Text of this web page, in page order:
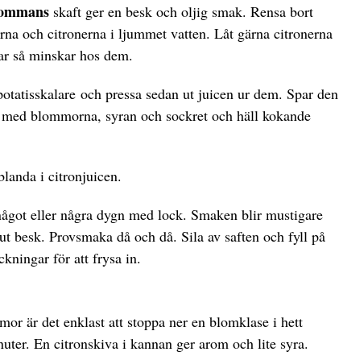
skaft ger en besk och oljig smak. Rensa bort
och citronerna i ljummet vatten. Låt gärna citronerna
så minskar hos dem.
och pressa sedan ut juicen ur dem. Spar den
blommorna, syran och sockret och häll kokande
i citronjuicen.
eller några dygn med lock. Smaken blir mustigare
besk. Provsmaka då och då. Sila av saften och fyll på
för att frysa in.
är det enklast att stoppa ner en blomklase i hett
En citronskiva i kannan ger arom och lite syra.